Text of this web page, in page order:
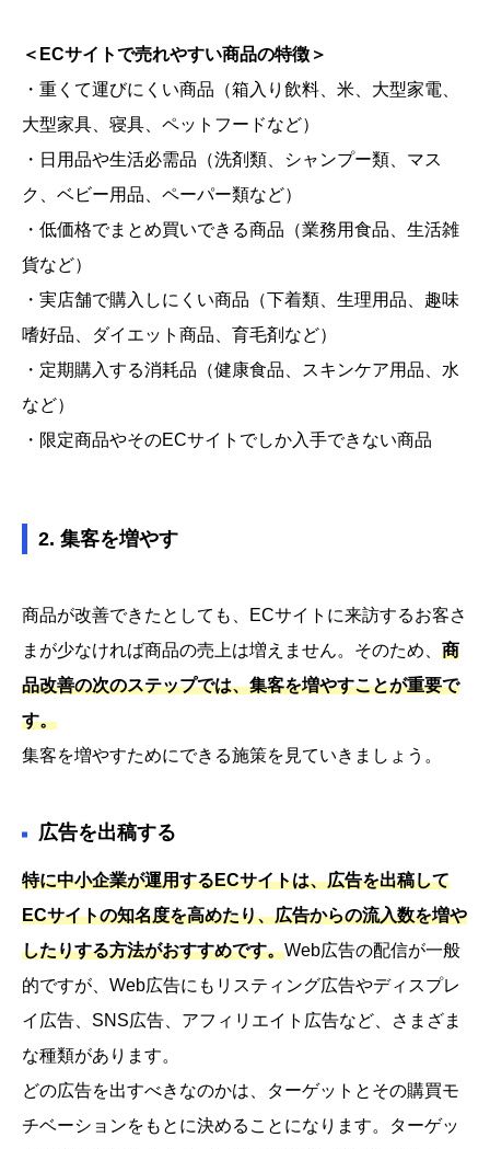
＜ECサイトで売れやすい商品の特徴＞
・重くて運びにくい商品（箱入り飲料、米、大型家電、
大型家具、寝具、ペットフードなど）
・日用品や生活必需品（洗剤類、シャンプー類、マス
ク、ベビー用品、ペーパー類など）
・低価格でまとめ買いできる商品（業務用食品、生活雑
貨など）
・実店舗で購入しにくい商品（下着類、生理用品、趣味
嗜好品、ダイエット商品、育毛剤など）
・定期購入する消耗品（健康食品、スキンケア用品、水
など）
・限定商品やそのECサイトでしか入手できない商品
2. 集客を増やす
商品が改善できたとしても、ECサイトに来訪するお客さ
まが少なければ商品の売上は増えません。そのため、 商
品改善の次のステップでは、集客を増やすことが重要で
す。
集客を増やすためにできる施策を見ていきましょう。
広告を出稿する
特に中小企業が運用するECサイトは、広告を出稿して
ECサイトの知名度を高めたり、広告からの流入数を増や
したりする方法がおすすめです。Web広告の配信が一般
的ですが、Web広告にもリスティング広告やディスプレ
イ広告、SNS広告、アフィリエイト広告など、さまざま
な種類があります。
どの広告を出すべきなのかは、ターゲットとその購買モ
チベーションをもとに決めることになります。ターゲッ